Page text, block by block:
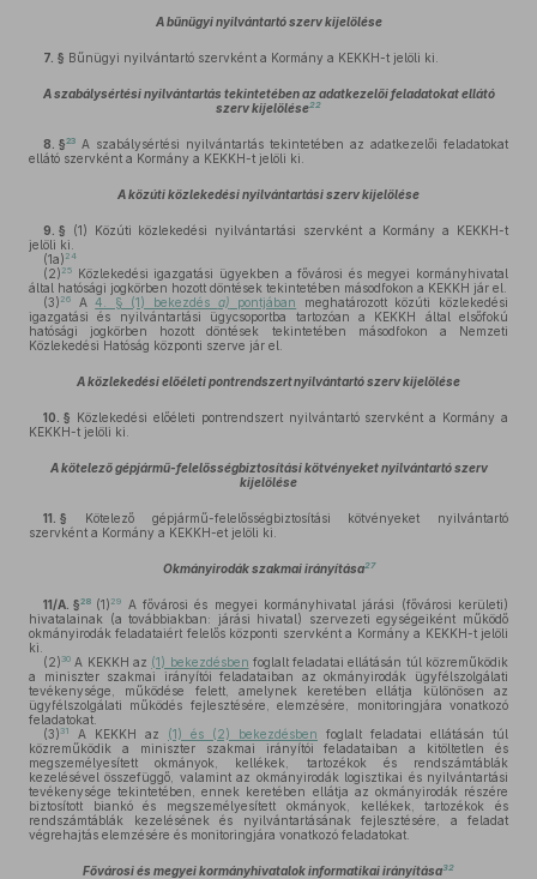
A bűnügyi nyilvántartó szerv kijelölése
7. § Bűnügyi nyilvántartó szervként a Kormány a KEKKH-t jelöli ki.
A szabálysértési nyilvántartás tekintetében az adatkezelői feladatokat ellátó
szerv kijelölése22
8. §23 A szabálysértési nyilvántartás tekintetében az adatkezelői feladatokat
ellátó szervként a Kormány a KEKKH-t jelöli ki.
A közúti közlekedési nyilvántartási szerv kijelölése
9. § (1) Közúti közlekedési nyilvántartási szervként a Kormány a KEKKH-t
jelöli ki.
(1a) 24
(2) 25
Közlekedési igazgatási ügyekben a fővárosi és megyei kormányhivatal
által hatósági jogkörben hozott döntések tekintetében másodfokon a KEKKH jár el.
(3) 26 A4. § (1) bekezdés a) pontjában
meghatározott közúti közlekedési
igazgatási és nyilvántartási ügycsoportba tartozóan a KEKKH által elsőfokú
hatósági jogkörben hozott döntések tekintetében másodfokon a Nemzeti
Közlekedési Hatóság központi szerve jár el.
A közlekedési előéleti pontrendszert nyilvántartó szerv kijelölése
10. § Közlekedési előéleti pontrendszert nyilvántartó szervként a Kormány a
KEKKH-t jelöli ki.
A kötelező gépjármű-felelősségbiztosítási kötvényeket nyilvántartó szerv
kijelölése
11. § Kötelező gépjármű-felelősségbiztosítási kötvényeket nyilvántartó
szervként a Kormány a KEKKH-et jelöli ki.
Okmányirodák szakmai irányítása27
11/A. §28 (1) 29
A fővárosi és megyei kormányhivatal járási (fővárosi kerületi)
hivatalainak (a továbbiakban: járási hivatal) szervezeti egységeiként működő
okmányirodák feladataiért felelős központi szervként a Kormány a KEKKH-t jelöli
ki.
(2) 30 A KEKKH az (1) bekezdésben foglalt feladatai ellátásán túl közreműködik
a miniszter szakmai irányítói feladataiban az okmányirodák ügyfélszolgálati
tevékenysége, működése felett, amelynek keretében ellátja különösen az
ügyfélszolgálati működés fejlesztésére, elemzésére, monitoringjára vonatkozó
feladatokat.
(3) 31 A KEKKH az (1) és (2) bekezdésben foglalt feladatai ellátásán túl
közreműködik a miniszter szakmai irányítói feladataiban a kitöltetlen és
megszemélyesített okmányok, kellékek, tartozékok és rendszámtáblák
kezelésével összefüggő, valamint az okmányirodák logisztikai és nyilvántartási
tevékenysége tekintetében, ennek keretében ellátja az okmányirodák részére
biztosított biankó és megszemélyesített okmányok, kellékek, tartozékok és
rendszámtáblák kezelésének és nyilvántartásának fejlesztésére, a feladat
végrehajtás elemzésére és monitoringjára vonatkozó feladatokat.
Fővárosi és megyei kormányhivatalok informatikai irányítása32